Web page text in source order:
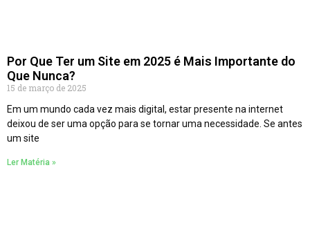
Por Que Ter um Site em 2025 é Mais Importante do
Que Nunca?
15 de março de 2025
Em um mundo cada vez mais digital, estar presente na internet
deixou de ser uma opção para se tornar uma necessidade. Se antes
um site
Ler Matéria »